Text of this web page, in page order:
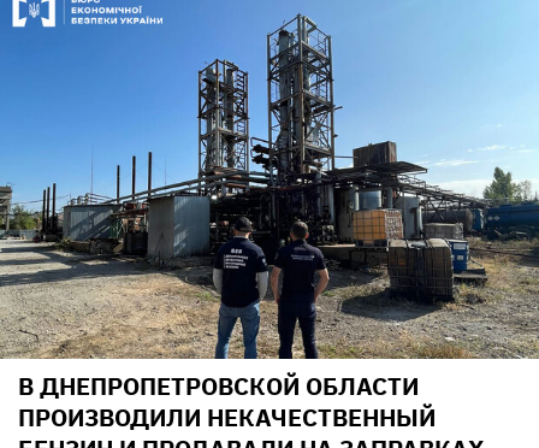
В ДНЕПРОПЕТРОВСКОЙ ОБЛАСТИ
ПРОИЗВОДИЛИ НЕКАЧЕСТВЕННЫЙ